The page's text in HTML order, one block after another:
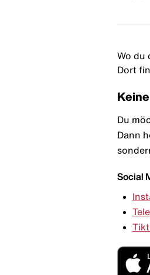
Wo du
Dort
Du
Dann
Social